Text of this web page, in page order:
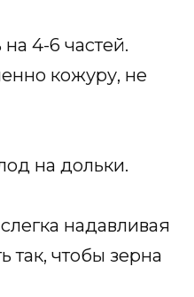
4-6 частей.
кожуру, не
на дольки.
надавливая
так, чтобы зерна